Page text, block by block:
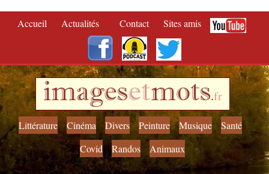
Accueil Actualités Contact Sites amis
imagesetmots.fr
Littérature Cinéma Divers Peinture Musique
Santé
Covid
Randos Animaux